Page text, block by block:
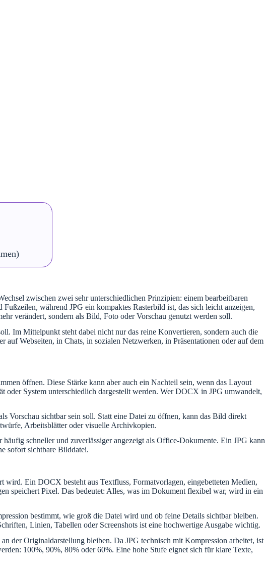
zwischen zwei sehr unterschiedlichen Prinzipien: einem bearbeitbaren
während JPG ein kompaktes Rasterbild ist, das sich leicht anzeigen,
verändert, sondern als Bild, Foto oder Vorschau genutzt werden soll.
Im Mittelpunkt steht dabei nicht nur das reine Konvertieren, sondern auch die
Webseiten, in Chats, in sozialen Netzwerken, in Präsentationen oder auf dem
öffnen. Diese Stärke kann aber auch ein Nachteil sein, wenn das Layout
oder System unterschiedlich dargestellt werden. Wer DOCX in JPG umwandelt,
Vorschau sichtbar sein soll. Statt eine Datei zu öffnen, kann das Bild direkt
Arbeitsblätter oder visuelle Archivkopien.
schneller und zuverlässiger angezeigt als Office-Dokumente. Ein JPG kann
sofort sichtbare Bilddatei.
Ein DOCX besteht aus Textfluss, Formatvorlagen, eingebetteten Medien,
speichert Pixel. Das bedeutet: Alles, was im Dokument flexibel war, wird in ein
bestimmt, wie groß die Datei wird und ob feine Details sichtbar bleiben.
Linien, Tabellen oder Screenshots ist eine hochwertige Ausgabe wichtig.
der Originaldarstellung bleiben. Da JPG technisch mit Kompression arbeitet, ist
100%, 90%, 80% oder 60%. Eine hohe Stufe eignet sich für klare Texte,